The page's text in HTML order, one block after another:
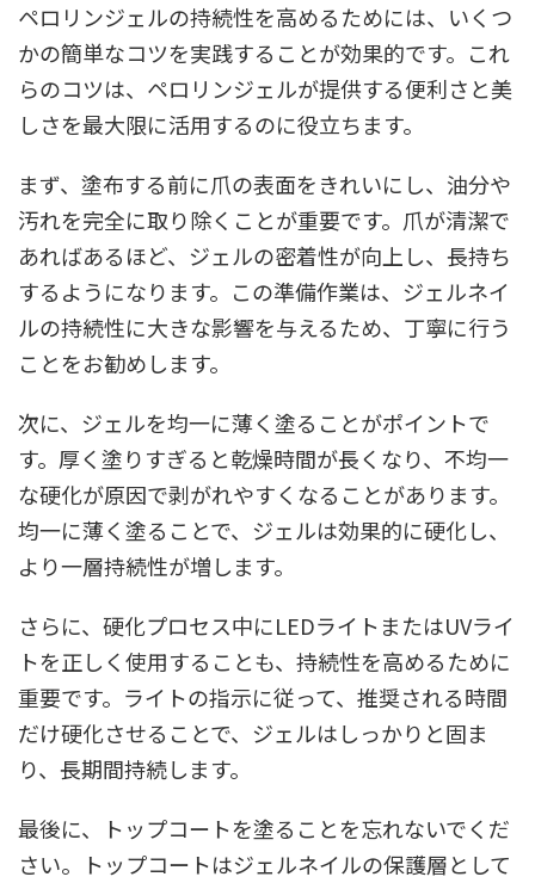
ペロリンジェルの持続性を高めるためには、いくつ
かの簡単なコツを実践することが効果的です。これ
らのコツは、ペロリンジェルが提供する便利さと美
しさを最大限に活用するのに役立ちます。
まず、塗布する前に爪の表面をきれいにし、油分や
汚れを完全に取り除くことが重要です。爪が清潔で
あればあるほど、ジェルの密着性が向上し、長持ち
するようになります。この準備作業は、ジェルネイ
ルの持続性に大きな影響を与えるため、丁寧に行う
ことをお勧めします。
次に、ジェルを均一に薄く塗ることがポイントで
す。厚く塗りすぎると乾燥時間が長くなり、不均一
な硬化が原因で剥がれやすくなることがあります。
均一に薄く塗ることで、ジェルは効果的に硬化し、
より一層持続性が増します。
さらに、硬化プロセス中にLEDライトまたはUVライ
トを正しく使用することも、持続性を高めるために
重要です。ライトの指示に従って、推奨される時間
だけ硬化させることで、ジェルはしっかりと固ま
り、長期間持続します。
最後に、トップコートを塗ることを忘れないでくだ
さい。トップコートはジェルネイルの保護層として